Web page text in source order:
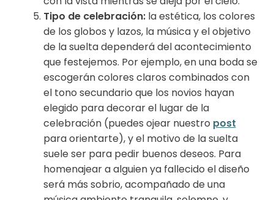
Tipo de celebración: la estética, los colores
de los globos y lazos, la música y el objetivo
de la suelta dependerá del acontecimiento
que festejemos. Por ejemplo, en una boda se
escogerán colores claros combinados con
el tono secundario que los novios hayan
elegido para decorar el lugar de la
celebración (puedes ojear nuestro post
para orientarte), y el motivo de la suelta
suele ser para pedir buenos deseos. Para
homenajear a alguien ya fallecido el diseño
será más sobrio, acompañado de una